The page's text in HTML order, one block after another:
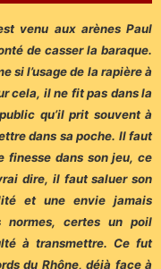
venu aux arènes Paul
de casser la baraque.
si l’usage de la rapière à
cela, il ne fit pas dans la
qu’il prit souvent à
dans sa poche. Il faut
finesse dans son jeu, ce
dire, il faut saluer son
et une envie jamais
certes un poil
à transmettre. Ce fut
du Rhône, déjà face à